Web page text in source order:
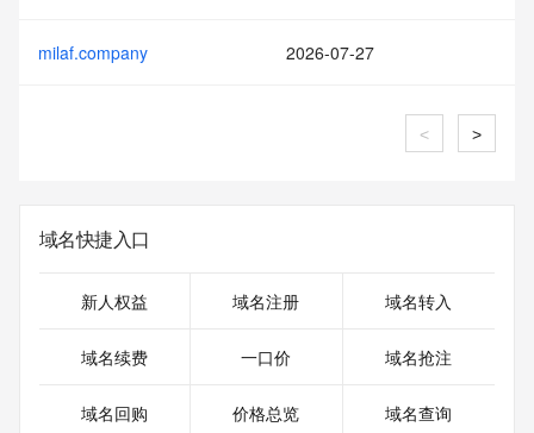
milaf.company 2026-07-27
< >
域名快捷入口
新人权益 域名注册 域名转入
域名续费 一口价 域名抢注
域名回购 价格总览 域名查询